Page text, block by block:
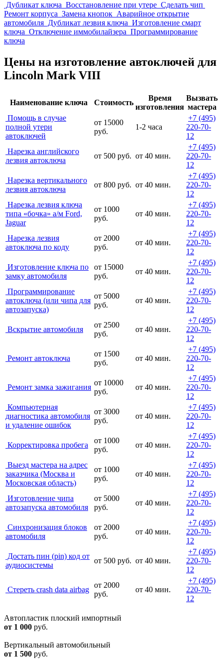
Дубликат ключа Восстановление при утере Сделать чип
Ремонт корпуса Замена кнопок Аварийное открытие
автомобиля Дубликат лезвия ключа Изготовление смарт
ключа Отключение иммобилайзера Программирование
ключа
Цены на изготовление автоключей для
Lincoln Mark VIII
Наименование ключа Стоимость
Время
изготовления
Вызвать
мастера
Помощь в случае
полной утери
автоключей
от 15000
руб.
1-2 часа
+7 (495)
220-70-
12
Нарезка английского
лезвия автоключа
от 500 руб. от 40 мин.
+7 (495)
220-70-
12
Нарезка вертикального
лезвия автоключа
от 800 руб. от 40 мин.
+7 (495)
220-70-
12
Нарезка лезвия ключа
типа «бочка» а/м Ford,
Jaguar
от 1000
руб.
от 40 мин.
+7 (495)
220-70-
12
Нарезка лезвия
автоключа по коду
от 2000
руб.
от 40 мин.
+7 (495)
220-70-
12
Изготовление ключа по
замку автомобиля
от 15000
руб.
от 40 мин.
+7 (495)
220-70-
12
Программирование
автоключа (или чипа для
автозапуска)
от 5000
руб.
от 40 мин.
+7 (495)
220-70-
12
Вскрытие автомобиля
от 2500
руб.
от 40 мин.
+7 (495)
220-70-
12
Ремонт автоключа
от 1500
руб.
от 40 мин.
+7 (495)
220-70-
12
Ремонт замка зажигания
от 10000
руб.
от 40 мин.
+7 (495)
220-70-
12
Компьютерная
диагностика автомобиля
и удаление ошибок
от 3000
руб.
от 40 мин.
+7 (495)
220-70-
12
Корректировка пробега
от 1000
руб.
от 40 мин.
+7 (495)
220-70-
12
Выезд мастера на адрес
заказчика (Москва и
Московская область)
от 1000
руб.
от 40 мин.
+7 (495)
220-70-
12
Изготовление чипа
автозапуска автомобиля
от 5000
руб.
от 40 мин.
+7 (495)
220-70-
12
Синхронизация блоков
автомобиля
от 2000
руб.
от 40 мин.
+7 (495)
220-70-
12
Достать пин (pin) код от
аудиосистемы
от 500 руб. от 40 мин.
+7 (495)
220-70-
12
Cтереть crash data airbag
от 2000
руб.
от 40 мин.
+7 (495)
220-70-
12
Автопластик плоский импортный
от 1 000 руб.
Вертикальный автомобильный
от 1 500 руб.